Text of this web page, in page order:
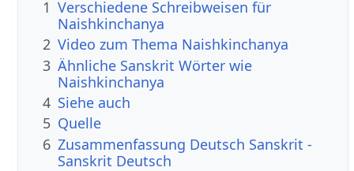
1 Verschiedene Schreibweisen für
Naishkinchanya
2 Video zum Thema Naishkinchanya
3 Ähnliche Sanskrit Wörter wie
Naishkinchanya
4 Siehe auch
5 Quelle
6 Zusammenfassung Deutsch Sanskrit -
Sanskrit Deutsch